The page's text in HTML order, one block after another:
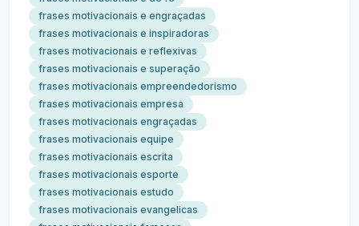
frases motivacionais e engraçadas
frases motivacionais e inspiradoras
frases motivacionais e reflexivas
frases motivacionais e superação
frases motivacionais empreendedorismo
frases motivacionais empresa
frases motivacionais engraçadas
frases motivacionais equipe
frases motivacionais escrita
frases motivacionais esporte
frases motivacionais estudo
frases motivacionais evangelicas